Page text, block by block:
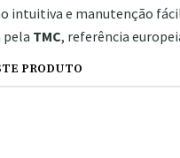
intuitiva e manutenção
pela TMC, referência
PRODUTO